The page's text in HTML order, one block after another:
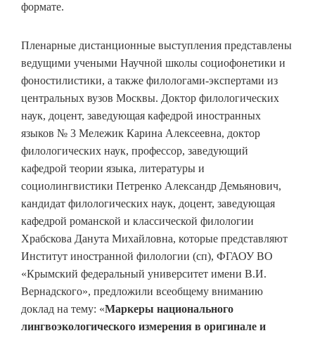
формате.
Пленарные дистанционные выступления представлены
ведущими учеными Научной школы социофонетики и
фоностилистики, а также филологами-экспертами из
центральных вузов Москвы. Доктор филологических
наук, доцент, заведующая кафедрой иностранных
языков № 3 Мележик Карина Алексеевна, доктор
филологических наук, профессор, заведующий
кафедрой теории языка, литературы и
социолингвистики Петренко Александр Демьянович,
кандидат филологических наук, доцент, заведующая
кафедрой романской и классической филологии
Храбскова Данута Михайловна, которые представляют
Институт иностранной филологии (сп), ФГАОУ ВО
«Крымский федеральный университет имени В.И.
Вернадского», предложили всеобщему вниманию
доклад на тему: «Маркеры национального
лингвоэкологического измерения в оригинале и